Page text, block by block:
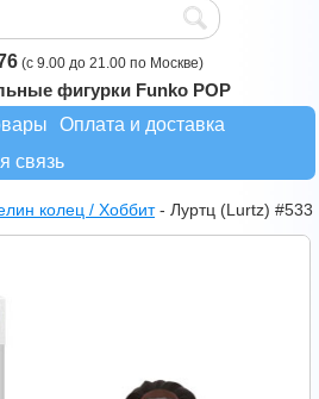
(с 9.00 до 21.00 по Москве)
фигурки Funko POP
Оплата и доставка
связь
колец / Хоббит- Луртц (Lurtz) #533